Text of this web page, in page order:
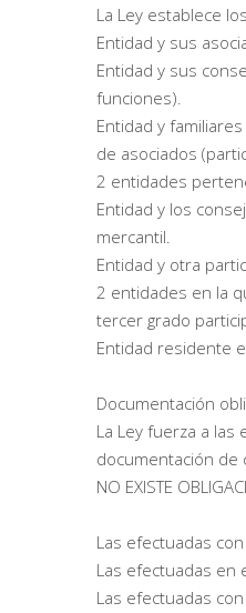
La Ley establece
Entidad y sus
Entidad y sus
funciones).
Entidad y
de asociados
2 entidades
Entidad y los
mercantil.
Entidad y otra
2 entidades en la
tercer grado
Entidad residente
Documentación
La Ley fuerza a
documentación de
NO EXISTE
Las efectuadas
Las efectuadas en
Las efectuadas